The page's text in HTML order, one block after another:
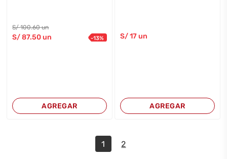
S/100.60 un
S/87.50 un -13%
AGREGAR
S/17un
AGREGAR
1 2